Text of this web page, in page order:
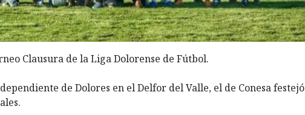
Clausura de la Liga Dolorense de Fútbol.
de Dolores en el Delfor del Valle, el de Conesa festejó